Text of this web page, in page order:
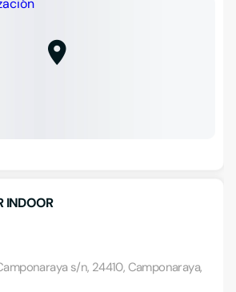
INDOOR
s/n, 24410, Camponaraya,